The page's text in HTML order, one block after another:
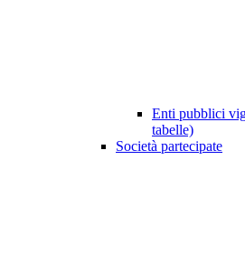
Enti pubblici
tabelle)
Società partecipate